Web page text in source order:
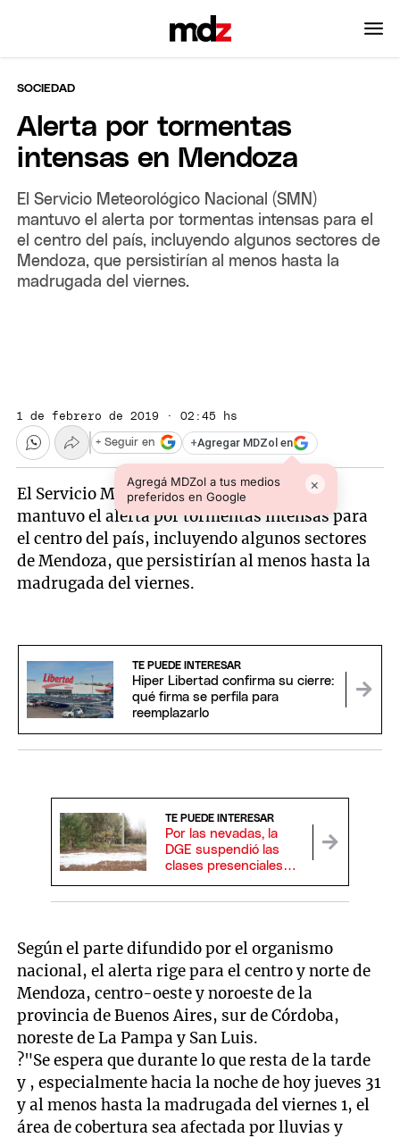
SOCIEDAD
Alerta por tormentas
intensas en Mendoza
El Servicio Meteorológico Nacional (SMN)
mantuvo el alerta por tormentas intensas para el
el centro del país, incluyendo algunos sectores de
Mendoza, que persistirían al menos hasta la
madrugada del viernes.
1 de febrero de 2019 · 02:45 hs
+Agregar MDZol en
Agregá MDZol a tus medios
preferidos en Google
×
+ Seguir en
El Servicio Meteorológico Nacional (SMN)
mantuvo el alerta por tormentas intensas para
el centro del país, incluyendo algunos sectores
de Mendoza, que persistirían al menos hasta la
madrugada del viernes.
TE PUEDE INTERESAR
Hiper Libertad confirma su cierre:
qué firma se perfila para
reemplazarlo
TE PUEDE INTERESAR
Por las nevadas, la
DGE suspendió las
clases presenciales
Según el parte difundido por el organismo
nacional, el alerta rige para el centro y norte de
Mendoza, centro-oeste y noroeste de la
provincia de Buenos Aires, sur de Córdoba,
noreste de La Pampa y San Luis.
?"Se espera que durante lo que resta de la tarde
y , especialmente hacia la noche de hoy jueves 31
y al menos hasta la madrugada del viernes 1, el
área de cobertura sea afectada por lluvias y